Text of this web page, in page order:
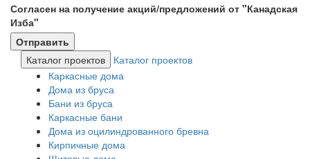
Согласен на получение акций/предложений от "Канадская
Изба"
Каталог проектов
Каталог проектов
Каркасные дома
Дома из бруса
Бани из бруса
Каркасные бани
Дома из оцилиндрованного бревна
Кирпичные дома